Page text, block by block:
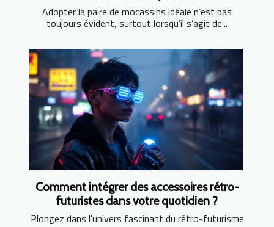
Adopter la paire de mocassins idéale n’est pas
toujours évident, surtout lorsqu’il s’agit de...
Comment intégrer des accessoires rétro-
futuristes dans votre quotidien ?
Plongez dans l'univers fascinant du rétro-futurisme